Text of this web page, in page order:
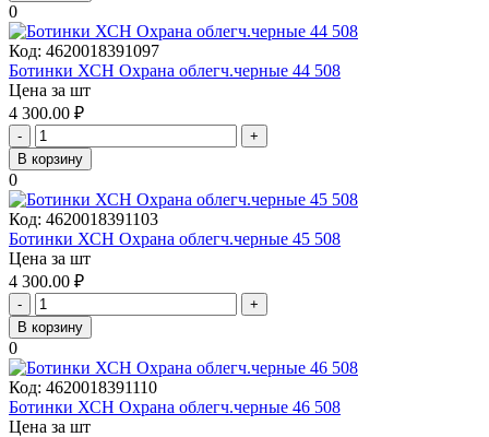
0
Код: 4620018391097
Ботинки ХСН Охрана облегч.черные 44 508
Цена за шт
4 300.00 ₽
-
+
В корзину
0
Код: 4620018391103
Ботинки ХСН Охрана облегч.черные 45 508
Цена за шт
4 300.00 ₽
-
+
В корзину
0
Код: 4620018391110
Ботинки ХСН Охрана облегч.черные 46 508
Цена за шт